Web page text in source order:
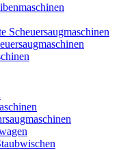
Scheuersaugmaschinen